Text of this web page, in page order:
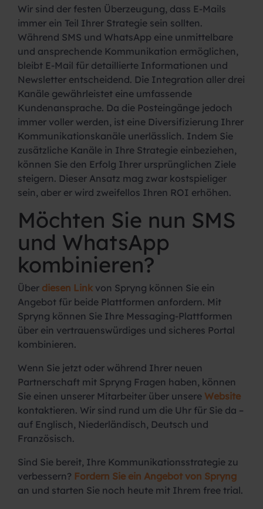
Wir sind der festen Überzeugung, dass E-Mails
immer ein Teil Ihrer Strategie sein sollten.
Während SMS und WhatsApp eine unmittelbare
und ansprechende Kommunikation ermöglichen,
bleibt E-Mail für detaillierte Informationen und
Newsletter entscheidend. Die Integration aller drei
Kanäle gewährleistet eine umfassende
Kundenansprache. Da die Posteingänge jedoch
immer voller werden, ist eine Diversifizierung Ihrer
Kommunikationskanäle unerlässlich. Indem Sie
zusätzliche Kanäle in Ihre Strategie einbeziehen,
können Sie den Erfolg Ihrer ursprünglichen Ziele
steigern. Dieser Ansatz mag zwar kostspieliger
sein, aber er wird zweifellos Ihren ROI erhöhen.
Möchten Sie nun SMS
und WhatsApp
kombinieren?
Über diesen Linkvon Spryng können Sie ein
Angebot für beide Plattformen anfordern. Mit
Spryng können Sie Ihre Messaging-Plattformen
über ein vertrauenswürdiges und sicheres Portal
kombinieren.
Wenn Sie jetzt oder während Ihrer neuen
Partnerschaft mit Spryng Fragen haben, können
Sie einen unserer Mitarbeiter über unsere Website
kontaktieren. Wir sind rund um die Uhr für Sie da –
auf Englisch, Niederländisch, Deutsch und
Französisch.
Sind Sie bereit, Ihre Kommunikationsstrategie zu
verbessern? Fordern Sie ein Angebot von Spryng
an und starten Sie noch heute mit Ihrem free trial.